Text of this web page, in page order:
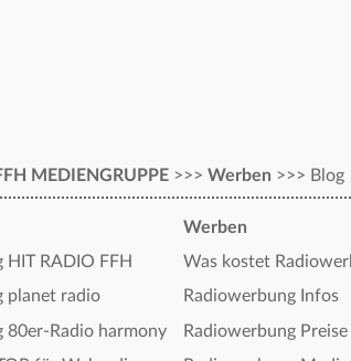
MEDIENGRUPPE >>> Werben >>> Blog
HIT RADIO FFH
planet radio
80er-Radio harmony
Werben
Was kostet
Radiowerbung Infos
Radiowerbung Preise